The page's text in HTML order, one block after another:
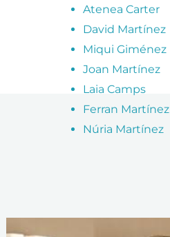
Atenea Carter
David Martínez
Miqui Giménez
Joan Martínez
Laia Camps
Ferran Martínez
Núria Martínez